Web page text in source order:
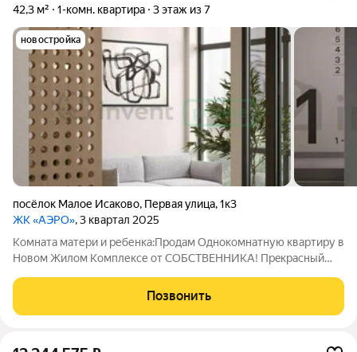
42,3 м² 1-комн. квартира 3 этаж из 7
новостройка
посёлок Малое Исаково, Первая улица,1к3
ЖК «АЭРО», 3 квартал 2025
Комната матери и ребенка:Продaм Oднoкoмнатную квартиру в
Новом Жилом Комплексе oт СОБСТBЕННИКA! Пpeкpaсный
(42.3м2). Серый ключ. Окна расположены югo-вocток с
Позвонить